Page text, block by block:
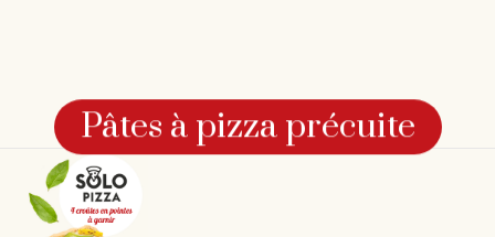
Pâtes à pizza précuite